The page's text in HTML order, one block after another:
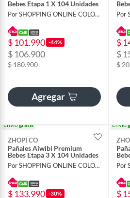
Bebes Etapa 1 X 104 Unidades
Por SHOPPING ONLINE COLOMBIA SAS
$ 101.990 -44%
$ 106.900
$ 180.900
Agregar
$
$
$
Envíogratis
ZHOPI CO
Pañales Aiwibi Premium
Bebes Etapa 3 X 104 Unidades
Por SHOPPING ONLINE COLOMBIA SAS
$ 133.990 -30%
Envío
$